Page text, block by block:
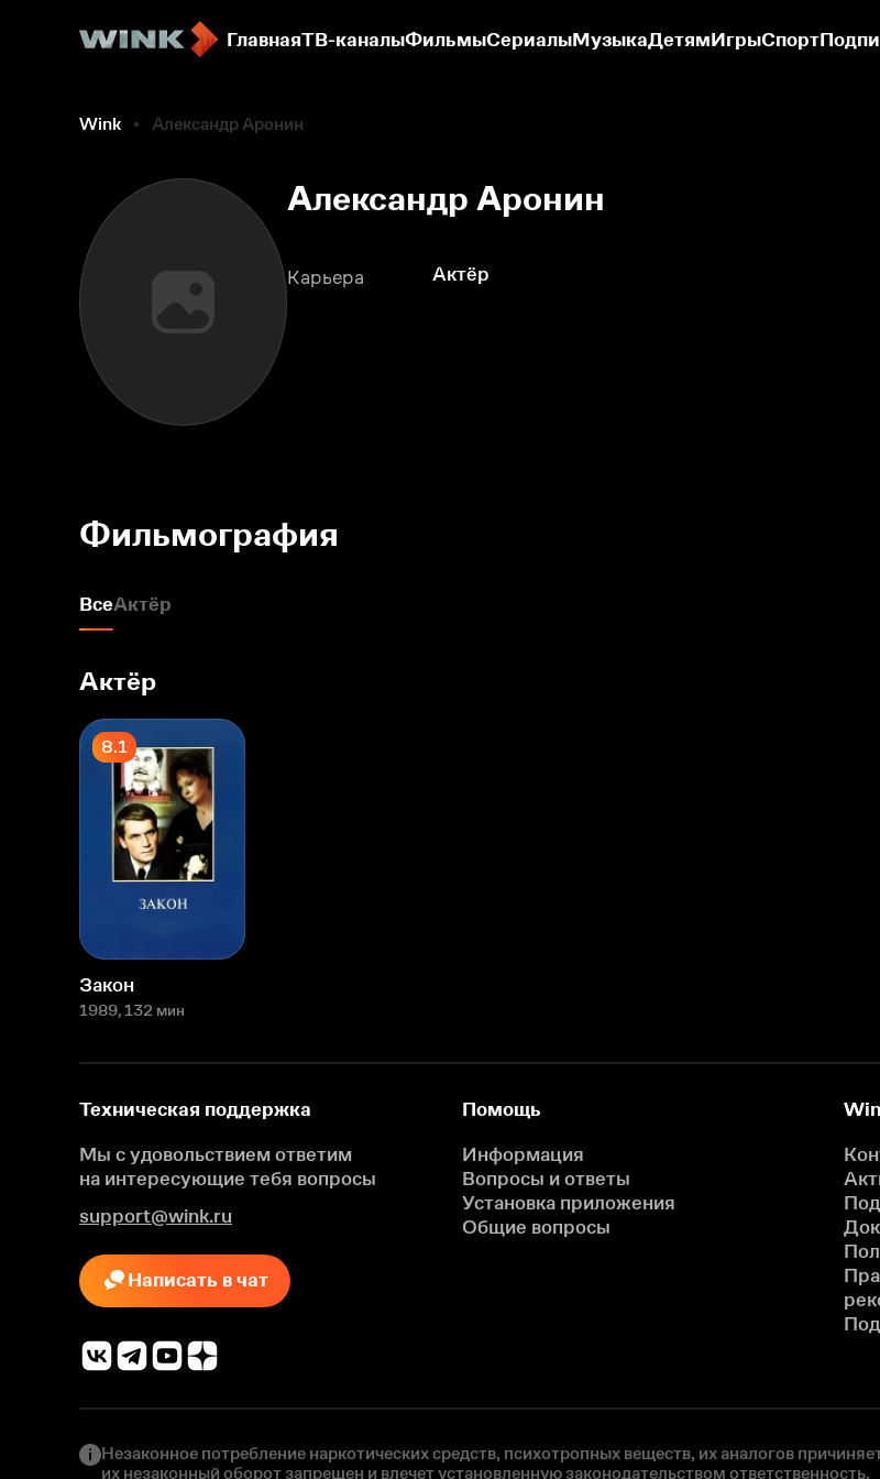
ГлавнаяТВ-каналыФильмыСериалыМузыкаДетямИгрыСпорт
Wink Александр Аронин
Александр Аронин
Карьера Актёр
Фильмография
ВсеАктёр
Актёр
8.1
Закон
1989, 132 мин
Техническая поддержка
Мы с удовольствием ответим
на интересующие тебя вопросы
support@wink.ru
Написать в чат
Помощь
Информация
Вопросы и ответы
Установка приложения
Общие вопросы
Незаконное потребление наркотических средств, психотропных веществ, их аналогов
их незаконный оборот запрещен и влечет установленную законодательством ответственность.